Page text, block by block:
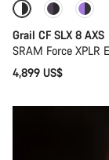
Disponível
Grail CF SLX 8 AXS
SRAM Force XPLR
4,899 US$